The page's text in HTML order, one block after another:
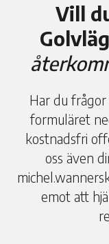
Vill
Har du
formuläret
kostnadsfri
oss även
emot att